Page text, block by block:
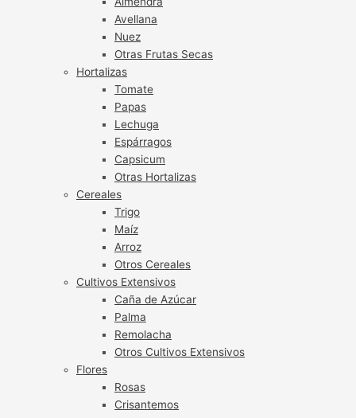
Avellana
Nuez
Otras Frutas Secas
Hortalizas
Tomate
Papas
Lechuga
Espárragos
Capsicum
Otras Hortalizas
Cereales
Trigo
Maíz
Arroz
Otros Cereales
Cultivos Extensivos
Caña de Azúcar
Palma
Remolacha
Otros Cultivos Extensivos
Flores
Rosas
Crisantemos